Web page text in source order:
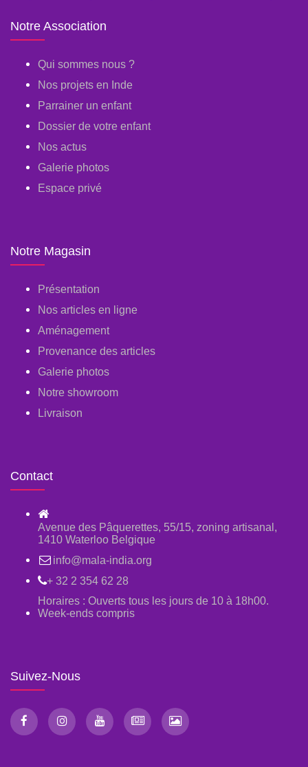
Notre Association
Qui sommes nous ?
Nos projets en Inde
Parrainer un enfant
Dossier de votre enfant
Nos actus
Galerie photos
Espace privé
Notre Magasin
Présentation
Nos articles en ligne
Aménagement
Provenance des articles
Galerie photos
Notre showroom
Livraison
Contact
Avenue des Pâquerettes, 55/15, zoning artisanal,
1410 Waterloo Belgique
info@mala-india.org
+ 32 2 354 62 28
Horaires : Ouverts tous les jours de 10 à 18h00.
Week-ends compris
Suivez-Nous